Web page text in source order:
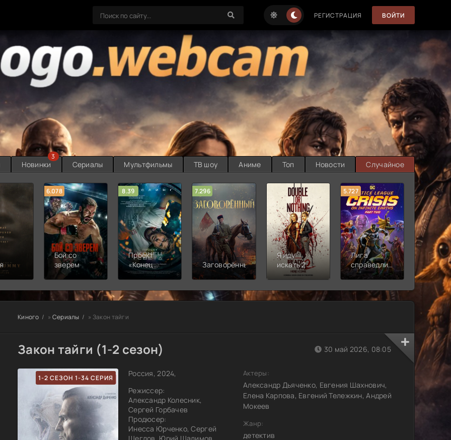
РЕГИСТРАЦИЯ ВОЙТИ
Новинки
3
Сериалы Мультфильмы ТВ шоу Аниме Топ Новости Случайное
6.078
Бой со
зверем
8.39
Проект
«Конец
света»
7.296
Заговорённый
Я иду
искать 2:
Вот и я
5.727
Лига
справедливости:
Кризис на
землях.
Часть 2
8.889
Новая
смена
Киного » Сериалы » Закон тайги
Закон тайги (1-2 сезон)
1-2 СЕЗОН 1-34 СЕРИЯ
Россия, 2024,
Режиссер:
Александр Колесник,
Сергей Горбачев
Продюсер:
Инесса Юрченко, Сергей
30 май 2026, 08:05
Актеры:
Александр Дьяченко, Евгения Шахнович,
Елена Карпова, Евгений Тележкин, Андрей
Мокеев
Жанр:
детектив